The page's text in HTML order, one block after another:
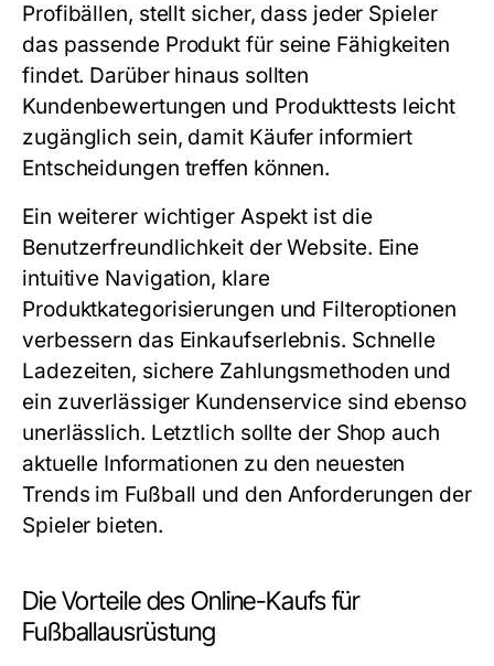
Profibällen, stellt sicher, dass jeder Spieler
das passende Produkt für seine Fähigkeiten
findet. Darüber hinaus sollten
Kundenbewertungen und Produkttests leicht
zugänglich sein, damit Käufer informiert
Entscheidungen treffen können.
Ein weiterer wichtiger Aspekt ist die
Benutzerfreundlichkeit der Website. Eine
intuitive Navigation, klare
Produktkategorisierungen und Filteroptionen
verbessern das Einkaufserlebnis. Schnelle
Ladezeiten, sichere Zahlungsmethoden und
ein zuverlässiger Kundenservice sind ebenso
unerlässlich. Letztlich sollte der Shop auch
aktuelle Informationen zu den neuesten
Trends im Fußball und den Anforderungen der
Spieler bieten.
Die Vorteile des Online-Kaufs für
Fußballausrüstung